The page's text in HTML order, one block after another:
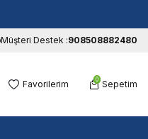
Müşteri Destek :908508882480
Favorilerim 0 Sepetim